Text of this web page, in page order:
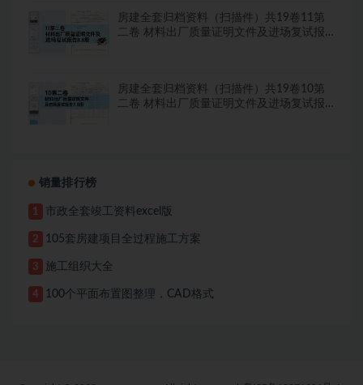
房建全套归档资料（扫描件）共19卷11第
二卷 材料出厂质量证明文件及进场复试报
房建全套归档资料（扫描件）共19卷10第
二卷 材料出厂质量证明文件及进场复试报
销量排行榜
1 市政全套竣工资料excel版
2 105套房建项目全过程施工方案
3 施工组织大全
4 100个平面布置图整理，CAD格式